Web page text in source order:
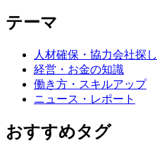
テーマ
人材確保・協力会社探し
経営・お金の知識
働き方・スキルアップ
ニュース・レポート
おすすめタグ